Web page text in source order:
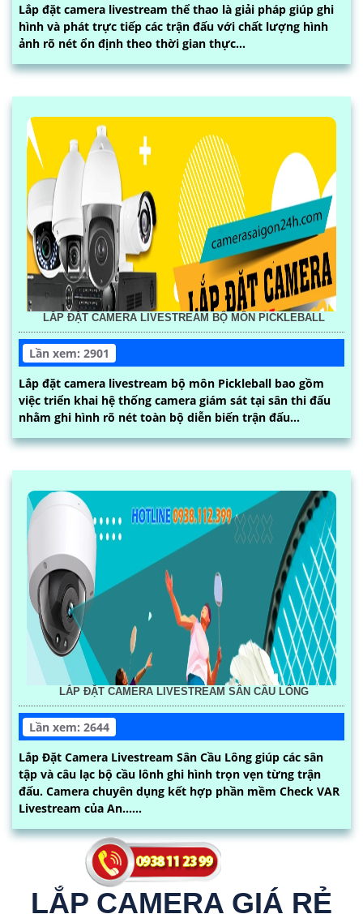
Lắp đặt camera livestream thể thao là giải pháp giúp ghi
hình và phát trực tiếp các trận đấu với chất lượng hình
ảnh rõ nét ổn định theo thời gian thực...
LẮP ĐẶT CAMERA LIVESTREAM BỘ MÔN PICKLEBALL
Lần xem: 2901
Lắp đặt camera livestream bộ môn Pickleball bao gồm
việc triển khai hệ thống camera giám sát tại sân thi đấu
nhằm ghi hình rõ nét toàn bộ diễn biến trận đấu...
LẮP ĐẶT CAMERA LIVESTREAM SÂN CẦU LÔNG
Lần xem: 2644
Lắp Đặt Camera Livestream Sân Cầu Lông giúp các sân
tập và câu lạc bộ cầu lônh ghi hình trọn vẹn từng trận
đấu. Camera chuyên dụng kết hợp phần mềm Check VAR
Livestream của An......
LẮP CAMERA GIÁ RẺ